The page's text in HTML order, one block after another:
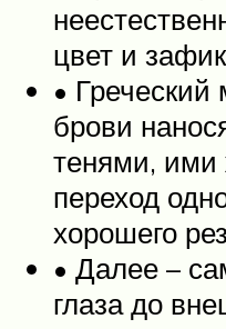
цвет и
•
брови
тенями, ими
переход
хорошего
• Далее –
глаза до